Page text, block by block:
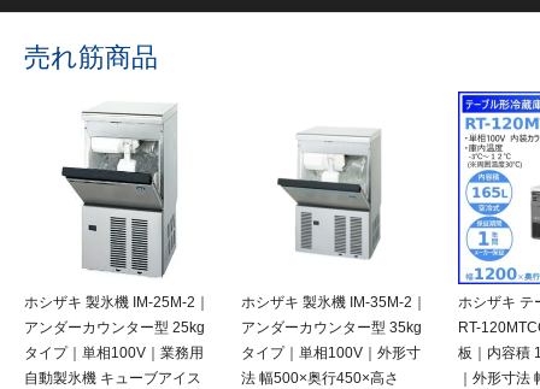
売れ筋商品
ホシザキ 製氷機 IM-25M-2｜
アンダーカウンター型 25kg
タイプ｜単相100V｜業務用
自動製氷機 キューブアイス
ホシザキ 製氷機 IM-35M-2｜
アンダーカウンター型 35kg
タイプ｜単相100V｜外形寸
法 幅500×奥行450×高さ
ホシザキ テ
RT-
板｜内容積
｜外形寸法